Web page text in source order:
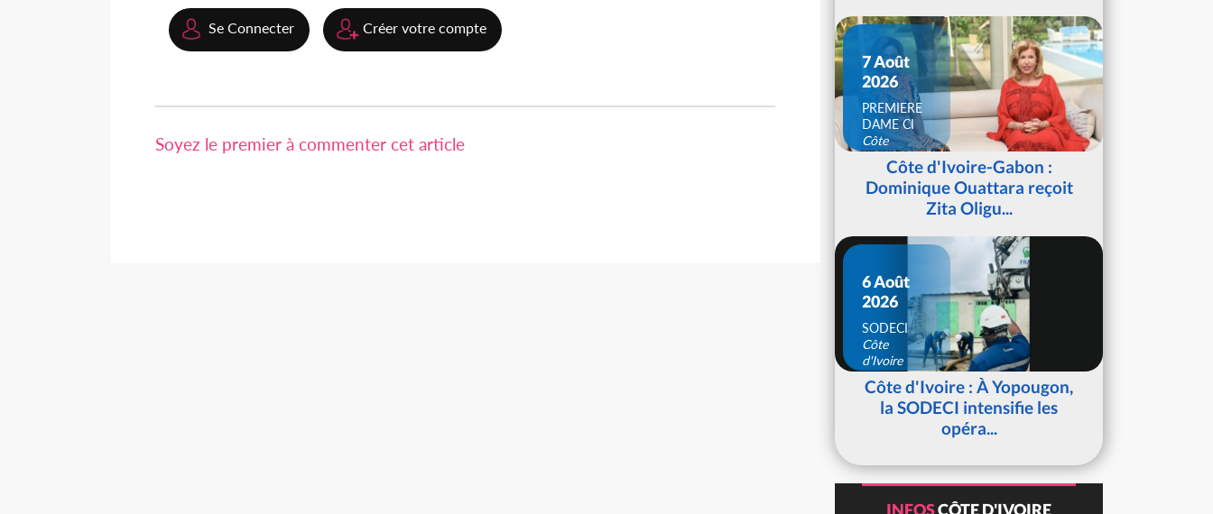
Se Connecter Créer votre compte
Soyez le premier à commenter cet article
7 Août
2026
PREMIERE
DAME CI
Côte
d'IvoireCôte d'Ivoire-Gabon :
Dominique Ouattara reçoit
Zita Oligu...
6 Août
2026
SODECI
Côte
d'Ivoire
Côte d'Ivoire : À Yopougon,
la SODECI intensifie les
opéra...
INFOSCÔTE D'IVOIRE